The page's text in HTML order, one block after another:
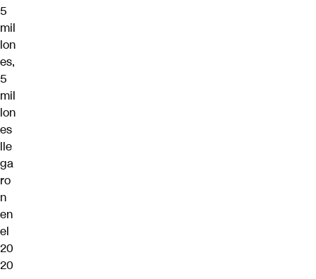
5
mil
lon
es,
5
mil
lon
es
lle
ga
ro
n
en
el
20
20